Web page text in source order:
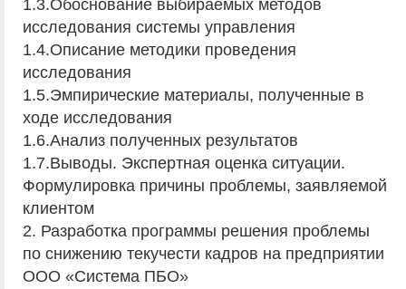
1.3.Обоснование выбираемых методов
исследования системы управления
1.4.Описание методики проведения
исследования
1.5.Эмпирические материалы, полученные в
ходе исследования
1.6.Анализ полученных результатов
1.7.Выводы. Экспертная оценка ситуации.
Формулировка причины проблемы, заявляемой
клиентом
2. Разработка программы решения проблемы
по снижению текучести кадров на предприятии
ООО «Система ПБО»